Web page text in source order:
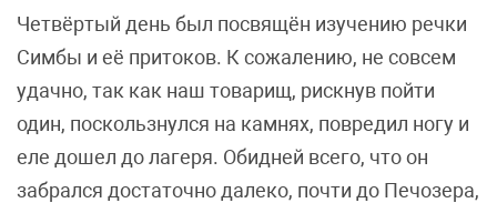
Четвёртый день был посвящён изучению речки
Симбы и её притоков. К сожалению, не совсем
удачно, так как наш товарищ, рискнув пойти
один, поскользнулся на камнях, повредил ногу и
еле дошел до лагеря. Обидней всего, что он
забрался достаточно далеко, почти до Печозера,